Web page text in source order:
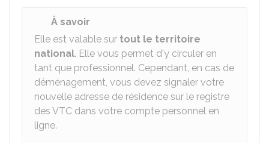
À savoir
Elle est valable sur tout le territoire
national. Elle vous permet d'y circuler en
tant que professionnel. Cependant, en cas de
déménagement, vous devez signaler votre
nouvelle adresse de résidence sur le registre
des VTC dans votre compte personnel en
ligne.